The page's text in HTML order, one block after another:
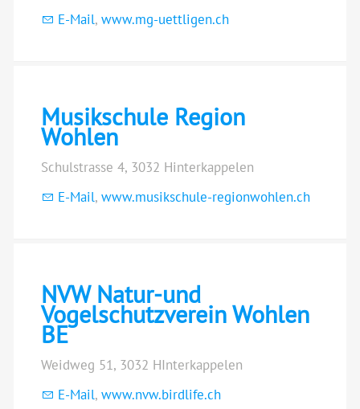
E-Mail, www.mg-uettligen.ch
Musikschule Region
Wohlen
Schulstrasse 4, 3032 Hinterkappelen
E-Mail, www.musikschule-regionwohlen.ch
NVW Natur-und
Vogelschutzverein Wohlen
BE
Weidweg 51, 3032 HInterkappelen
E-Mail, www.nvw.birdlife.ch